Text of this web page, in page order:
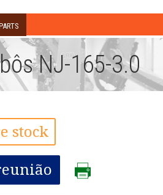
NJ-165-3.0
stock